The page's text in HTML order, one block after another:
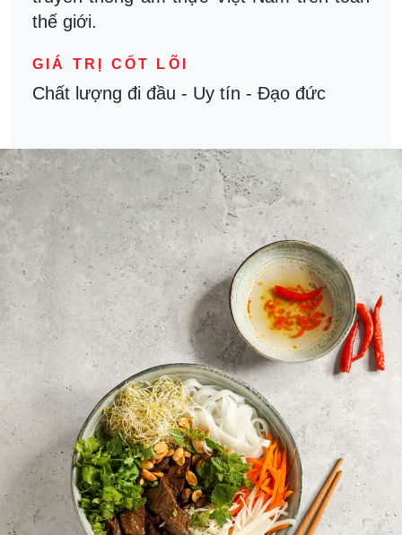
thế giới.
GIÁ TRỊ CỐT LÕI
Chất lượng đi đầu - Uy tín - Đạo đức